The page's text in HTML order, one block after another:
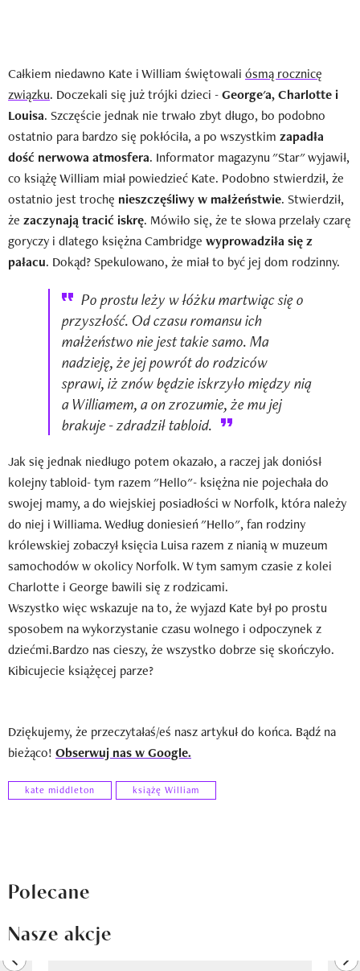
Całkiem niedawno Kate i William świętowali ósmą rocznicę
związku. Doczekali się już trójki dzieci -George'a, Charlotte i
Louisa. Szczęście jednak nie trwało zbyt długo, bo podobno
ostatnio para bardzo się pokłóciła, a po wszystkim zapadła
dość nerwowa atmosfera. Informator magazynu "Star" wyjawił,
co książę William miał powiedzieć Kate. Podobno stwierdził, że
ostatnio jest trochę nieszczęśliwy w małżeństwie. Stwierdził,
że zaczynają tracić iskrę. Mówiło się, że te słowa przelały czarę
goryczy i dlatego księżna Cambridge wyprowadziła się z
pałacu. Dokąd? Spekulowano, że miał to być jej dom rodzinny.
Po prostu leży w łóżku martwiąc się o
przyszłość. Od czasu romansu ich
małżeństwo nie jest takie samo. Ma
nadzieję, że jej powrót do rodziców
sprawi, iż znów będzie iskrzyło między nią
a Williamem, a on zrozumie, że mu jej
brakuje - zdradził tabloid.
Jak się jednak niedługo potem okazało, a raczej jak doniósł
kolejny tabloid- tym razem "Hello"- księżna nie pojechała do
swojej mamy, a do wiejskiej posiadłości w Norfolk, która należy
do niej i Williama. Według doniesień "Hello", fan rodziny
królewskiej zobaczył księcia Luisa razem z nianią w muzeum
samochodów w okolicy Norfolk. W tym samym czasie z kolei
Charlotte i George bawili się z rodzicami.
Wszystko więc wskazuje na to, że wyjazd Kate był po prostu
sposobem na wykorzystanie czasu wolnego i odpoczynek z
dziećmi.Bardzo nas cieszy, że wszystko dobrze się skończyło.
Kibicujecie książęcej parze?
Dziękujemy, że przeczytałaś/eś nasz artykuł do końca. Bądź na
bieżąco! Obserwuj nas w Google.
kate middleton książę William
Polecane
Nasze akcje
previous element